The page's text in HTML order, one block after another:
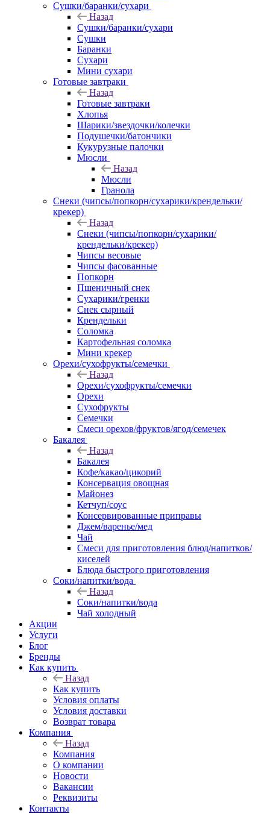
Сушки/баранки/сухари
Назад
Сушки/баранки/сухари
Сушки
Баранки
Сухари
Мини сухари
Готовые завтраки
Назад
Готовые завтраки
Хлопья
Шарики/звездочки/колечки
Подушечки/батончики
Кукурузные палочки
Мюсли
Назад
Мюсли
Гранола
Снеки (чипсы/попкорн/сухарики/крендельки/
крекер)
Назад
Снеки (чипсы/попкорн/сухарики/
крендельки/крекер)
Чипсы весовые
Чипсы фасованные
Попкорн
Пшеничный снек
Сухарики/гренки
Снек сырный
Крендельки
Соломка
Картофельная соломка
Мини крекер
Орехи/сухофрукты/семечки
Назад
Орехи/сухофрукты/семечки
Орехи
Сухофрукты
Семечки
Смеси орехов/фруктов/ягод/семечек
Бакалея
Назад
Бакалея
Кофе/какао/цикорий
Консервация овощная
Майонез
Кетчуп/соус
Консервированные приправы
Джем/варенье/мед
Чай
Смеси для приготовления блюд/напитков/
киселей
Блюда быстрого приготовления
Соки/напитки/вода
Назад
Соки/напитки/вода
Чай холодный
Акции
Услуги
Блог
Бренды
Как купить
Назад
Как купить
Условия оплаты
Условия доставки
Возврат товара
Компания
Назад
Компания
О компании
Новости
Вакансии
Реквизиты
Контакты